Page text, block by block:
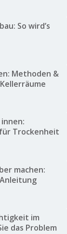
So wird’s
Methoden &
Trockenheit
machen:
im
das Problem